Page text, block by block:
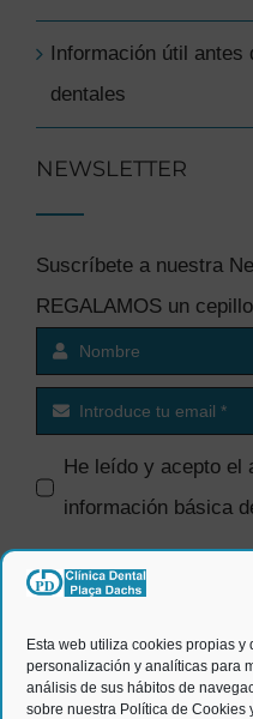
Esta web utiliza cookies propias
personalización y analíticas para
análisis de sus hábitos de
sobre nuestra Política de
Información útil antes
dentales
NEWSLETTER
Suscríbete a nuestra
REGALAMOS un
He leído y acepto el
información básica
comerciales.